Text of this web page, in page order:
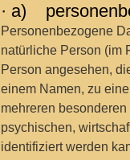
· a)
Personenbezogene
natürliche Person (im
Person angesehen,
einem Namen, zu
mehreren
psychischen,
identifiziert werden